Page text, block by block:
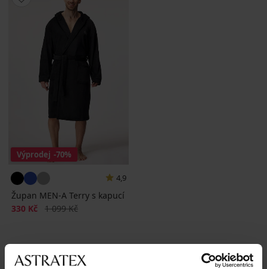
Výprodej -70%
4,9
Župan MEN-A Terry s kapucí
Sleva
330 Kč Původní cena
1 099 Kč